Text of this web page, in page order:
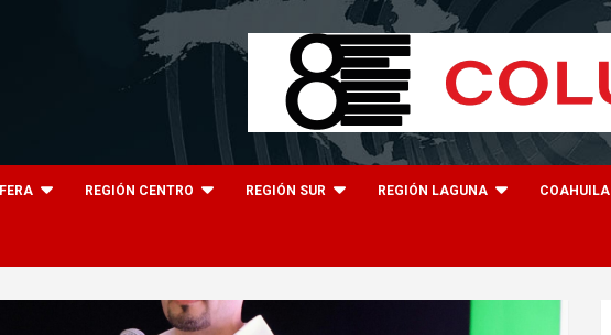
REGIÓN CENTRO REGIÓN SUR REGIÓN LAGUNA COAHUILA